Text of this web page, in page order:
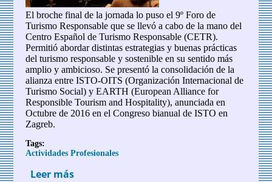
El broche final de la jornada lo puso el 9º Foro de
Turismo Responsable que se llevó a cabo de la mano del
Centro Español de Turismo Responsable (CETR).
Permitió abordar distintas estrategias y buenas prácticas
del turismo responsable y sostenible en su sentido más
amplio y ambicioso. Se presentó la consolidación de la
alianza entre ISTO-OITS (Organización Internacional de
Turismo Social) y EARTH (European Alliance for
Responsible Tourism and Hospitality), anunciada en
Octubre de 2016 en el Congreso bianual de ISTO en
Zagreb.
Tags:
Actividades Profesionales
Leer más sobre 9º Foro de Turismo Responsable: